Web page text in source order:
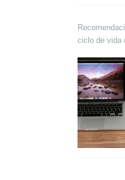
ciclo de vida